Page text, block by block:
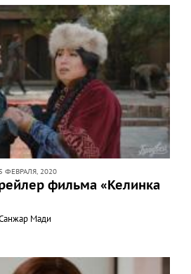
ФЕВРАЛЯ, 2020
фильма «Келинка
Мади